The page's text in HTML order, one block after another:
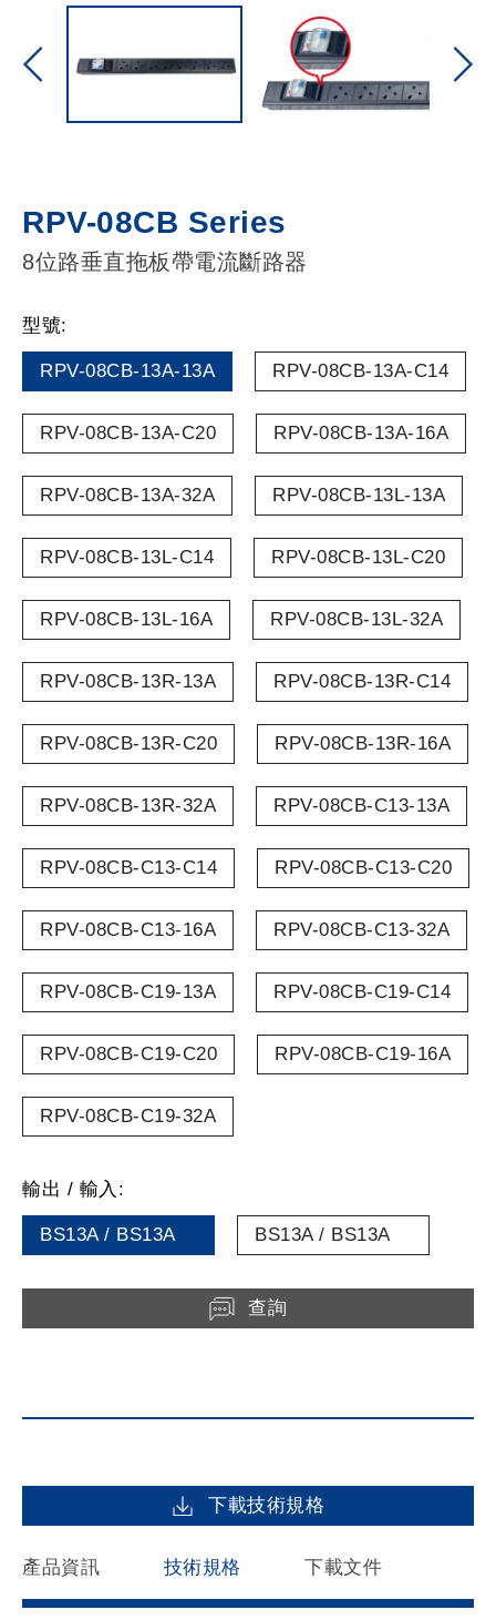
RPV-08CB Series
8位路垂直拖板帶電流斷路器
型號:
RPV-08CB-13A-13A RPV-08CB-13A-C14
RPV-08CB-13A-C20 RPV-08CB-13A-16A
RPV-08CB-13A-32A RPV-08CB-13L-13A
RPV-08CB-13L-C14 RPV-08CB-13L-C20
RPV-08CB-13L-16A RPV-08CB-13L-32A
RPV-08CB-13R-13A RPV-08CB-13R-C14
RPV-08CB-13R-C20 RPV-08CB-13R-16A
RPV-08CB-13R-32A RPV-08CB-C13-13A
RPV-08CB-C13-C14 RPV-08CB-C13-C20
RPV-08CB-C13-16A RPV-08CB-C13-32A
RPV-08CB-C19-13A RPV-08CB-C19-C14
RPV-08CB-C19-C20 RPV-08CB-C19-16A
RPV-08CB-C19-32A
輸出 / 輸入:
BS13A / BS13A BS13A / BS13A
查詢
下載技術規格
產品資訊 技術規格 下載文件